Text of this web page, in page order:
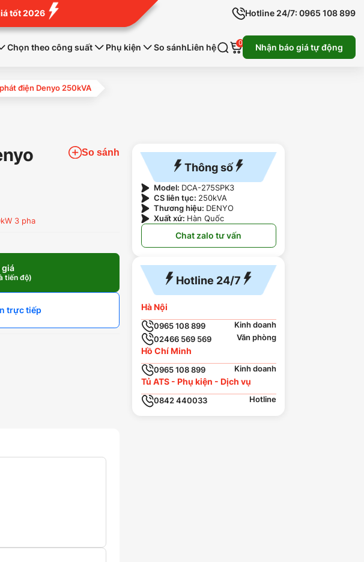
tốt 2026 Hotline 24/7: 0965 108 899
Chọn theo công suất Phụ kiện So sánhLiên hệ 0 Nhận báo giá tự động
điện Denyo 250kVA
So sánh
3 pha
giá
tiến độ)
trực tiếp
Thông số
Model: DCA-275SPK3
CS liên tục: 250kVA
Thương hiệu: DENYO
Xuất xứ: Hàn Quốc
Chat zalo tư vấn
Hotline 24/7
Hà Nội
0965 108 899
Kinh doanh
02466 569 569
Văn phòng
Hồ Chí Minh
0965 108 899 Kinh doanh
Tủ ATS - Phụ kiện - Dịch vụ
0842 440033 Hotline